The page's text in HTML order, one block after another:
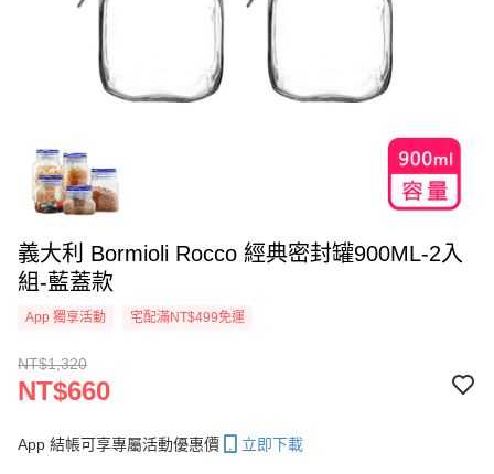
義大利 Bormioli Rocco 經典密封罐900ML-2入
組-藍蓋款
App 獨享活動 宅配滿NT$499免運
NT$1,320
NT$660
App 結帳可享專屬活動優惠價 立即下載